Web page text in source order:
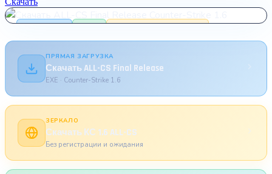
Для слабых ПК
ПРЯМАЯ ЗАГРУЗКА
Скачать ALL-CS Final Release
EXE · Counter-Strike 1.6
ЗЕРКАЛО
Скачать КС 1.6 ALL-CS
Без регистрации и ожидания